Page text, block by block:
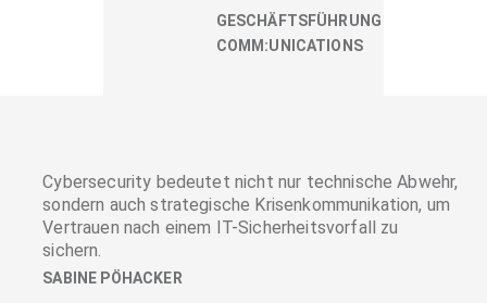
GESCHÄFTSFÜHRUNG
COMM:UNICATIONS
Cybersecurity bedeutet nicht nur technische Abwehr,
sondern auch strategische Krisenkommunikation, um
Vertrauen nach einem IT-Sicherheitsvorfall zu
sichern.
SABINE PÖHACKER